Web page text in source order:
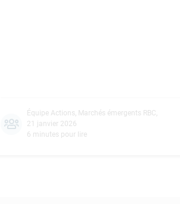
Équipe Actions, Marchés émergents RBC,
21 janvier 2026
6 minutes pour lire